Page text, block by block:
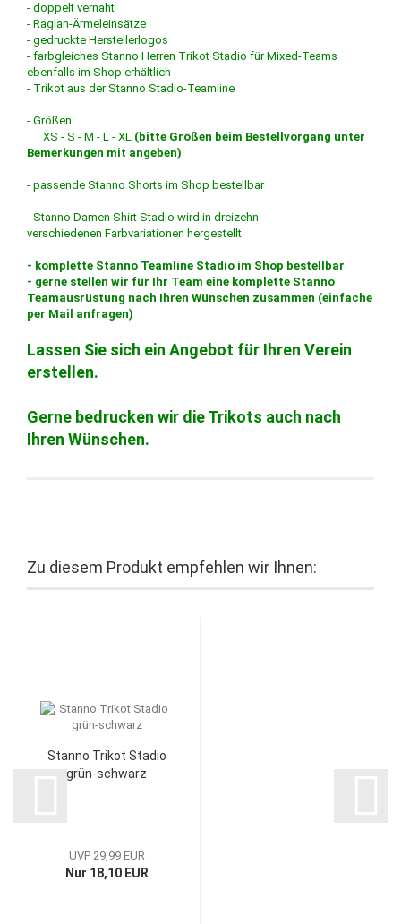
- doppelt vernäht
- Raglan-Ärmeleinsätze
- gedruckte Herstellerlogos
- farbgleiches Stanno Herren Trikot Stadio für Mixed-Teams
ebenfalls im Shop erhältlich
- Trikot aus der Stanno Stadio-Teamline
- Größen:
XS - S - M - L - XL (bitte Größen beim Bestellvorgang unter
Bemerkungen mit angeben)
- passende Stanno Shorts im Shop bestellbar
- Stanno Damen Shirt Stadio wird in dreizehn
verschiedenen Farbvariationen hergestellt
- komplette Stanno Teamline Stadio im Shop bestellbar
- gerne stellen wir für Ihr Team eine komplette Stanno
Teamausrüstung nach Ihren Wünschen zusammen (einfache
per Mail anfragen)
Lassen Sie sich ein Angebot für Ihren Verein
erstellen.
Gerne bedrucken wir die Trikots auch nach
Ihren Wünschen.
Zu diesem Produkt empfehlen wir Ihnen:
Stanno Trikot Stadio
grün-schwarz
UVP 29,99 EUR
Nur 18,10 EUR